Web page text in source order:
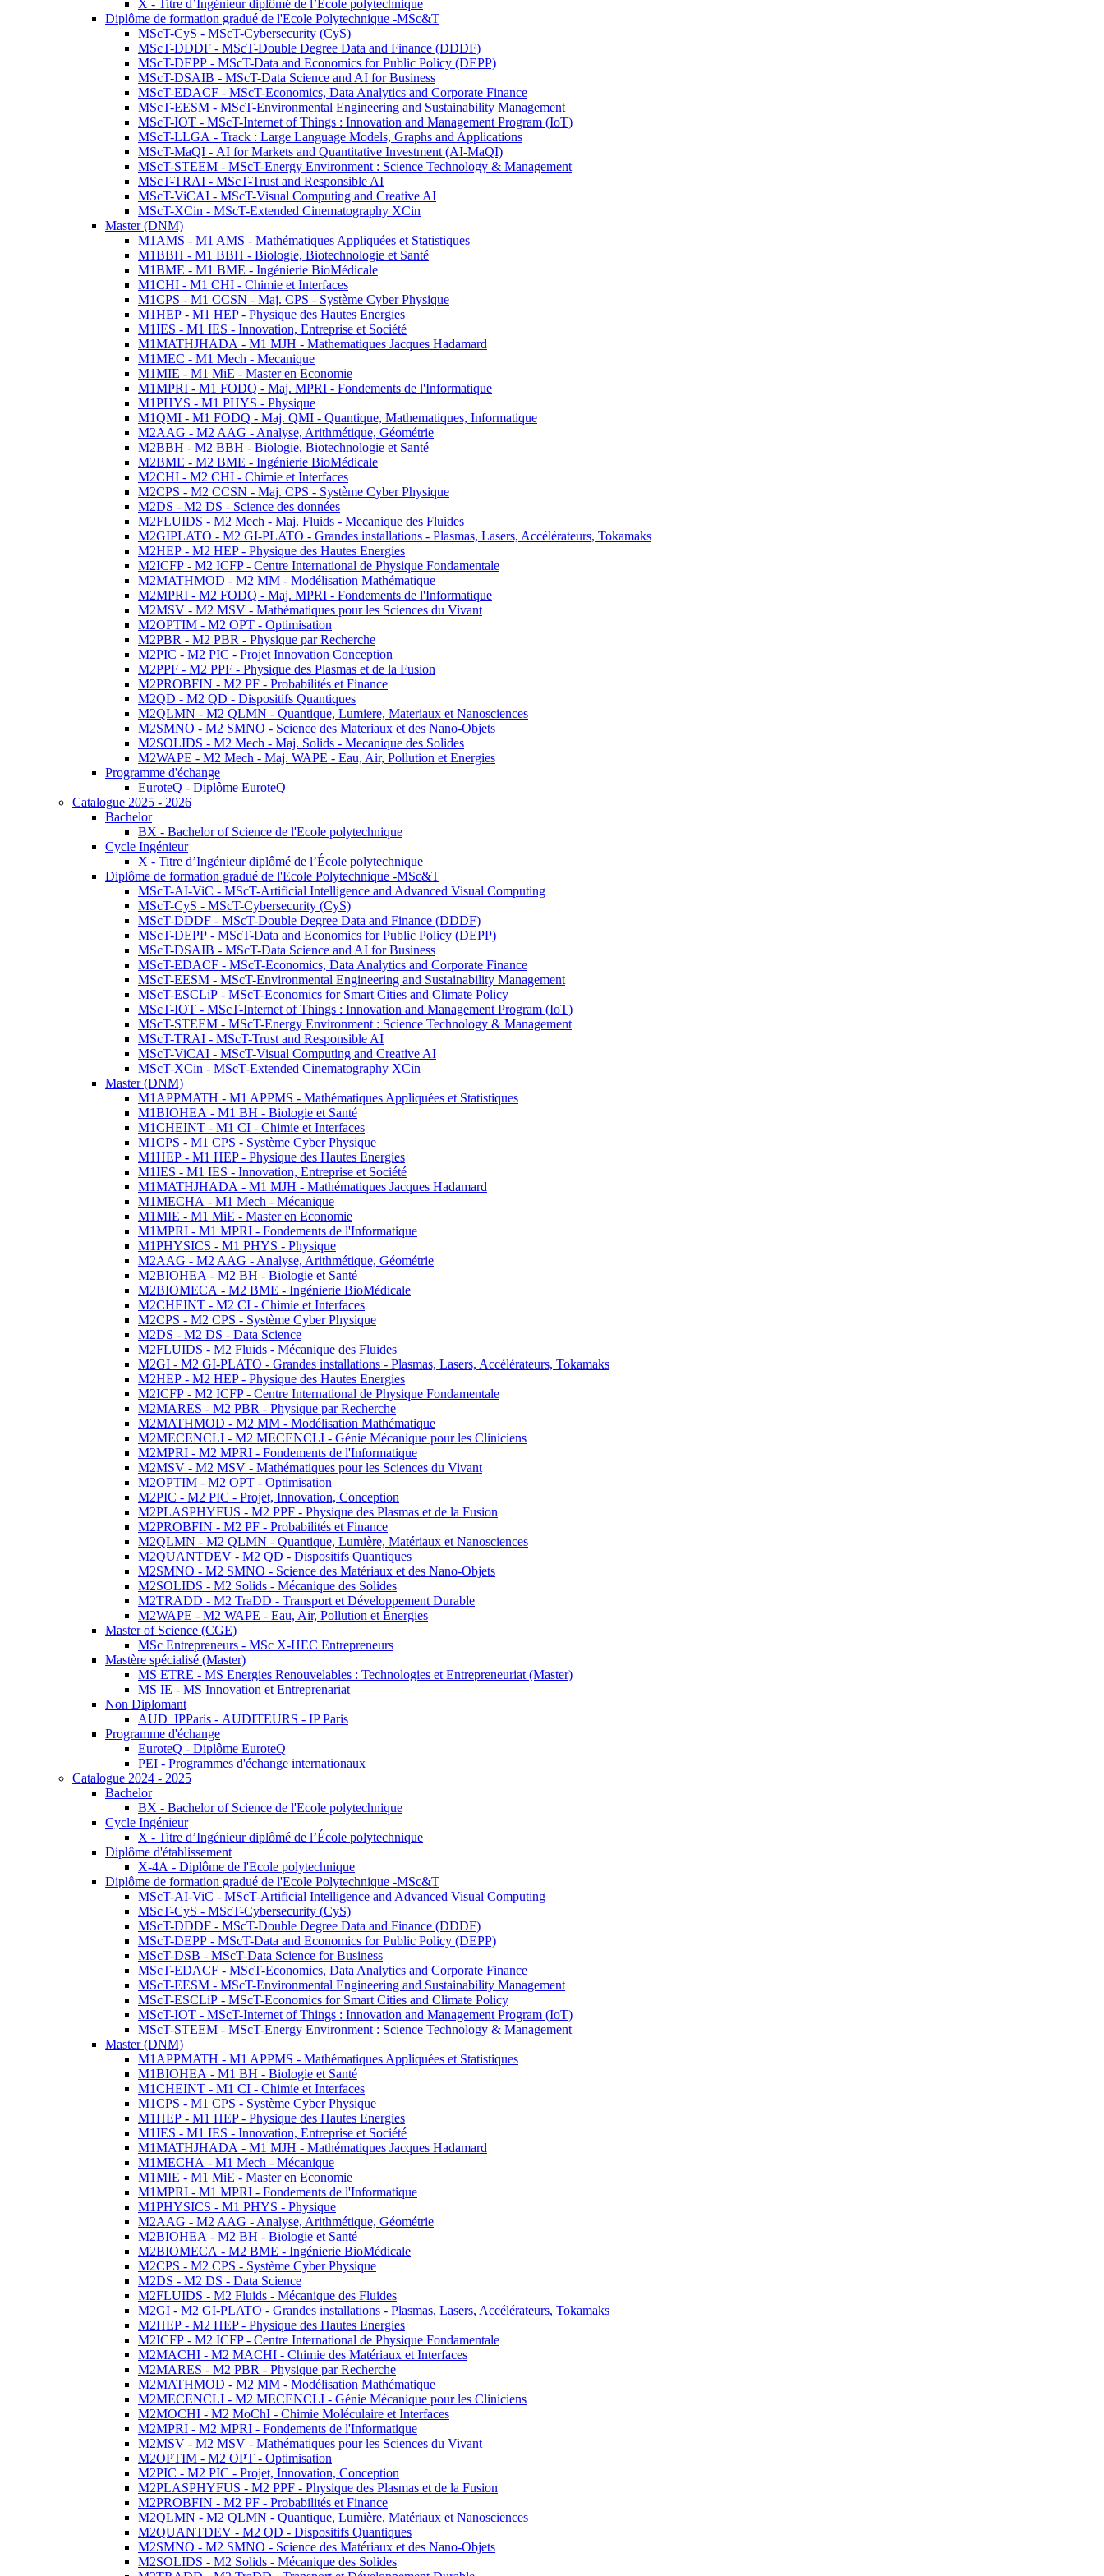
X - Titre d’Ingénieur diplômé de l’École polytechnique
Diplôme de formation gradué de l'Ecole Polytechnique -MSc&T
MScT-CyS - MScT-Cybersecurity (CyS)
MScT-DDDF - MScT-Double Degree Data and Finance (DDDF)
MScT-DEPP - MScT-Data and Economics for Public Policy (DEPP)
MScT-DSAIB - MScT-Data Science and AI for Business
MScT-EDACF - MScT-Economics, Data Analytics and Corporate Finance
MScT-EESM - MScT-Environmental Engineering and Sustainability Management
MScT-IOT - MScT-Internet of Things : Innovation and Management Program (IoT)
MScT-LLGA - Track : Large Language Models, Graphs and Applications
MScT-MaQI - AI for Markets and Quantitative Investment (AI-MaQI)
MScT-STEEM - MScT-Energy Environment : Science Technology & Management
MScT-TRAI - MScT-Trust and Responsible AI
MScT-ViCAI - MScT-Visual Computing and Creative AI
MScT-XCin - MScT-Extended Cinematography XCin
Master (DNM)
M1AMS - M1 AMS - Mathématiques Appliquées et Statistiques
M1BBH - M1 BBH - Biologie, Biotechnologie et Santé
M1BME - M1 BME - Ingénierie BioMédicale
M1CHI - M1 CHI - Chimie et Interfaces
M1CPS - M1 CCSN - Maj. CPS - Système Cyber Physique
M1HEP - M1 HEP - Physique des Hautes Energies
M1IES - M1 IES - Innovation, Entreprise et Société
M1MATHJHADA - M1 MJH - Mathematiques Jacques Hadamard
M1MEC - M1 Mech - Mecanique
M1MIE - M1 MiE - Master en Economie
M1MPRI - M1 FODQ - Maj. MPRI - Fondements de l'Informatique
M1PHYS - M1 PHYS - Physique
M1QMI - M1 FODQ - Maj. QMI - Quantique, Mathematiques, Informatique
M2AAG - M2 AAG - Analyse, Arithmétique, Géométrie
M2BBH - M2 BBH - Biologie, Biotechnologie et Santé
M2BME - M2 BME - Ingénierie BioMédicale
M2CHI - M2 CHI - Chimie et Interfaces
M2CPS - M2 CCSN - Maj. CPS - Système Cyber Physique
M2DS - M2 DS - Science des données
M2FLUIDS - M2 Mech - Maj. Fluids - Mecanique des Fluides
M2GIPLATO - M2 GI-PLATO - Grandes installations - Plasmas, Lasers, Accélérateurs, Tokamaks
M2HEP - M2 HEP - Physique des Hautes Energies
M2ICFP - M2 ICFP - Centre International de Physique Fondamentale
M2MATHMOD - M2 MM - Modélisation Mathématique
M2MPRI - M2 FODQ - Maj. MPRI - Fondements de l'Informatique
M2MSV - M2 MSV - Mathématiques pour les Sciences du Vivant
M2OPTIM - M2 OPT - Optimisation
M2PBR - M2 PBR - Physique par Recherche
M2PIC - M2 PIC - Projet Innovation Conception
M2PPF - M2 PPF - Physique des Plasmas et de la Fusion
M2PROBFIN - M2 PF - Probabilités et Finance
M2QD - M2 QD - Dispositifs Quantiques
M2QLMN - M2 QLMN - Quantique, Lumiere, Materiaux et Nanosciences
M2SMNO - M2 SMNO - Science des Materiaux et des Nano-Objets
M2SOLIDS - M2 Mech - Maj. Solids - Mecanique des Solides
M2WAPE - M2 Mech - Maj. WAPE - Eau, Air, Pollution et Energies
Programme d'échange
EuroteQ - Diplôme EuroteQ
Catalogue 2025 - 2026
Bachelor
BX - Bachelor of Science de l'Ecole polytechnique
Cycle Ingénieur
X - Titre d’Ingénieur diplômé de l’École polytechnique
Diplôme de formation gradué de l'Ecole Polytechnique -MSc&T
MScT-AI-ViC - MScT-Artificial Intelligence and Advanced Visual Computing
MScT-CyS - MScT-Cybersecurity (CyS)
MScT-DDDF - MScT-Double Degree Data and Finance (DDDF)
MScT-DEPP - MScT-Data and Economics for Public Policy (DEPP)
MScT-DSAIB - MScT-Data Science and AI for Business
MScT-EDACF - MScT-Economics, Data Analytics and Corporate Finance
MScT-EESM - MScT-Environmental Engineering and Sustainability Management
MScT-ESCLiP - MScT-Economics for Smart Cities and Climate Policy
MScT-IOT - MScT-Internet of Things : Innovation and Management Program (IoT)
MScT-STEEM - MScT-Energy Environment : Science Technology & Management
MScT-TRAI - MScT-Trust and Responsible AI
MScT-ViCAI - MScT-Visual Computing and Creative AI
MScT-XCin - MScT-Extended Cinematography XCin
Master (DNM)
M1APPMATH - M1 APPMS - Mathématiques Appliquées et Statistiques
M1BIOHEA - M1 BH - Biologie et Santé
M1CHEINT - M1 CI - Chimie et Interfaces
M1CPS - M1 CPS - Système Cyber Physique
M1HEP - M1 HEP - Physique des Hautes Energies
M1IES - M1 IES - Innovation, Entreprise et Société
M1MATHJHADA - M1 MJH - Mathématiques Jacques Hadamard
M1MECHA - M1 Mech - Mécanique
M1MIE - M1 MiE - Master en Economie
M1MPRI - M1 MPRI - Fondements de l'Informatique
M1PHYSICS - M1 PHYS - Physique
M2AAG - M2 AAG - Analyse, Arithmétique, Géométrie
M2BIOHEA - M2 BH - Biologie et Santé
M2BIOMECA - M2 BME - Ingénierie BioMédicale
M2CHEINT - M2 CI - Chimie et Interfaces
M2CPS - M2 CPS - Système Cyber Physique
M2DS - M2 DS - Data Science
M2FLUIDS - M2 Fluids - Mécanique des Fluides
M2GI - M2 GI-PLATO - Grandes installations - Plasmas, Lasers, Accélérateurs, Tokamaks
M2HEP - M2 HEP - Physique des Hautes Energies
M2ICFP - M2 ICFP - Centre International de Physique Fondamentale
M2MARES - M2 PBR - Physique par Recherche
M2MATHMOD - M2 MM - Modélisation Mathématique
M2MECENCLI - M2 MECENCLI - Génie Mécanique pour les Cliniciens
M2MPRI - M2 MPRI - Fondements de l'Informatique
M2MSV - M2 MSV - Mathématiques pour les Sciences du Vivant
M2OPTIM - M2 OPT - Optimisation
M2PIC - M2 PIC - Projet, Innovation, Conception
M2PLASPHYFUS - M2 PPF - Physique des Plasmas et de la Fusion
M2PROBFIN - M2 PF - Probabilités et Finance
M2QLMN - M2 QLMN - Quantique, Lumière, Matériaux et Nanosciences
M2QUANTDEV - M2 QD - Dispositifs Quantiques
M2SMNO - M2 SMNO - Science des Matériaux et des Nano-Objets
M2SOLIDS - M2 Solids - Mécanique des Solides
M2TRADD - M2 TraDD - Transport et Développement Durable
M2WAPE - M2 WAPE - Eau, Air, Pollution et Énergies
Master of Science (CGE)
MSc Entrepreneurs - MSc X-HEC Entrepreneurs
Mastère spécialisé (Master)
MS ETRE - MS Energies Renouvelables : Technologies et Entrepreneuriat (Master)
MS IE - MS Innovation et Entreprenariat
Non Diplomant
AUD_IPParis - AUDITEURS - IP Paris
Programme d'échange
EuroteQ - Diplôme EuroteQ
PEI - Programmes d'échange internationaux
Catalogue 2024 - 2025
Bachelor
BX - Bachelor of Science de l'Ecole polytechnique
Cycle Ingénieur
X - Titre d’Ingénieur diplômé de l’École polytechnique
Diplôme d'établissement
X-4A - Diplôme de l'Ecole polytechnique
Diplôme de formation gradué de l'Ecole Polytechnique -MSc&T
MScT-AI-ViC - MScT-Artificial Intelligence and Advanced Visual Computing
MScT-CyS - MScT-Cybersecurity (CyS)
MScT-DDDF - MScT-Double Degree Data and Finance (DDDF)
MScT-DEPP - MScT-Data and Economics for Public Policy (DEPP)
MScT-DSB - MScT-Data Science for Business
MScT-EDACF - MScT-Economics, Data Analytics and Corporate Finance
MScT-EESM - MScT-Environmental Engineering and Sustainability Management
MScT-ESCLiP - MScT-Economics for Smart Cities and Climate Policy
MScT-IOT - MScT-Internet of Things : Innovation and Management Program (IoT)
MScT-STEEM - MScT-Energy Environment : Science Technology & Management
Master (DNM)
M1APPMATH - M1 APPMS - Mathématiques Appliquées et Statistiques
M1BIOHEA - M1 BH - Biologie et Santé
M1CHEINT - M1 CI - Chimie et Interfaces
M1CPS - M1 CPS - Système Cyber Physique
M1HEP - M1 HEP - Physique des Hautes Energies
M1IES - M1 IES - Innovation, Entreprise et Société
M1MATHJHADA - M1 MJH - Mathématiques Jacques Hadamard
M1MECHA - M1 Mech - Mécanique
M1MIE - M1 MiE - Master en Economie
M1MPRI - M1 MPRI - Fondements de l'Informatique
M1PHYSICS - M1 PHYS - Physique
M2AAG - M2 AAG - Analyse, Arithmétique, Géométrie
M2BIOHEA - M2 BH - Biologie et Santé
M2BIOMECA - M2 BME - Ingénierie BioMédicale
M2CPS - M2 CPS - Système Cyber Physique
M2DS - M2 DS - Data Science
M2FLUIDS - M2 Fluids - Mécanique des Fluides
M2GI - M2 GI-PLATO - Grandes installations - Plasmas, Lasers, Accélérateurs, Tokamaks
M2HEP - M2 HEP - Physique des Hautes Energies
M2ICFP - M2 ICFP - Centre International de Physique Fondamentale
M2MACHI - M2 MACHI - Chimie des Matériaux et Interfaces
M2MARES - M2 PBR - Physique par Recherche
M2MATHMOD - M2 MM - Modélisation Mathématique
M2MECENCLI - M2 MECENCLI - Génie Mécanique pour les Cliniciens
M2MOCHI - M2 MoChI - Chimie Moléculaire et Interfaces
M2MPRI - M2 MPRI - Fondements de l'Informatique
M2MSV - M2 MSV - Mathématiques pour les Sciences du Vivant
M2OPTIM - M2 OPT - Optimisation
M2PIC - M2 PIC - Projet, Innovation, Conception
M2PLASPHYFUS - M2 PPF - Physique des Plasmas et de la Fusion
M2PROBFIN - M2 PF - Probabilités et Finance
M2QLMN - M2 QLMN - Quantique, Lumière, Matériaux et Nanosciences
M2QUANTDEV - M2 QD - Dispositifs Quantiques
M2SMNO - M2 SMNO - Science des Matériaux et des Nano-Objets
M2SOLIDS - M2 Solids - Mécanique des Solides